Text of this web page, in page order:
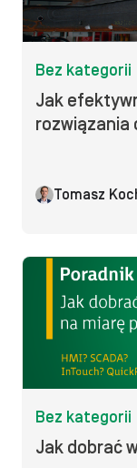
Bez kategorii
Jak
rozwiązania
Tomasz
Bez kategorii
Jak dobrać